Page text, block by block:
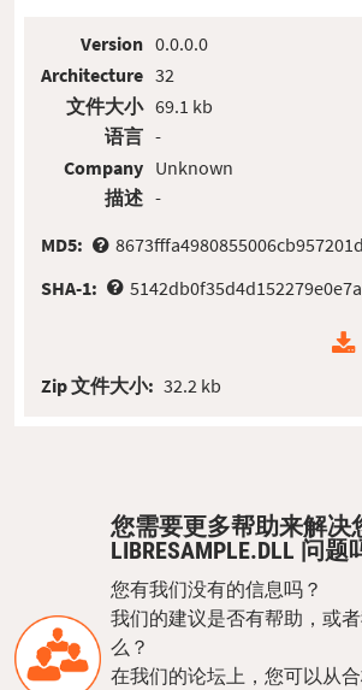
Version
Architecture
文件大小
语言
Company
描述
0.0.0.0
32
69.1 kb
-
Unknown
-
MD5:
SHA-1:
Zip 文件大小: 32.2 kb
您需要更多帮助来解决
LIBRESAMPLE.DLL 问题
您有我们没有的信息吗？
我们的建议是否有帮助，或
么？
在我们的论坛上，您可以从